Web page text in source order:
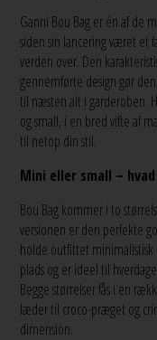
Ganni Bou Bag er én af de
siden sin lancering været et
verden over. Den
gennemførte design gør
til næsten alt i garderoben.
og small, i en bred vifte af
til netop din stil.
Mini eller small –
Bou Bag kommer i to
versionen er den perfekte
holde outfittet
plads og er ideel til
Begge størrelser fås i en
læder til croco-præget og
dimension.